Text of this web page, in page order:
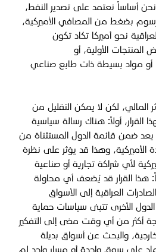
أساساً نعتمد على تصدير النفط،
بضغط من المصافي الأميركية،
نحو أميركا تكاد تكون
الأولية، أو
أو مواد بسيطة ذات طابع صناعي
المالي، لكن لا يمكن التقليل من
القرار، أولاً: هناك رسالة سياسية
يعد ضمن قائمة الدول المستثناة من
الأميركية، وهذا قد يؤثر على نظرة
لأي شراكة تجارية أو صناعية
هذا القرار قد يُضعف أي محاولة
العراقية إلى الأسواق
الأخرى تتبنى سياسات حماية
أكثر من أي وقت مضى إلى التفكير
والبحث عن أسواق بديلة
على سوق واحدة أو مسار واحد لم